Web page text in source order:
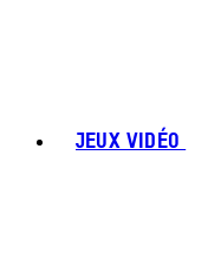
JEUX VIDÉO